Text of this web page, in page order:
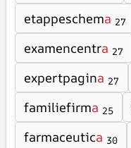
etappeschema 27
examencentra 27
expertpagina 27
familiefirma 25
farmaceutica 30